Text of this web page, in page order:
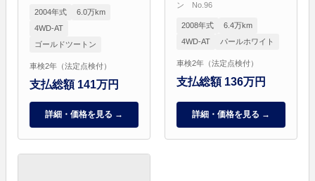
2004年式
6.0万km
4WD-AT
ゴールドツートン
車検2年（法定点検付）
支払総額 141万円
詳細・価格を見る →
ン No.96
2008年式
6.4万km
4WD-AT
パールホワイト
車検2年（法定点検付）
支払総額 136万円
詳細・価格を見る →